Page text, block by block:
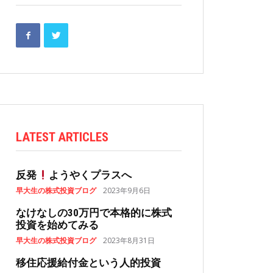
LATEST ARTICLES
反発 ようやくプラスへ
早大生の株式投資ブログ 2023年9月6日
なけなしの30万円で本格的に株式
投資を始めてみる
早大生の株式投資ブログ 2023年8月31日
移住応援給付金という人的投資